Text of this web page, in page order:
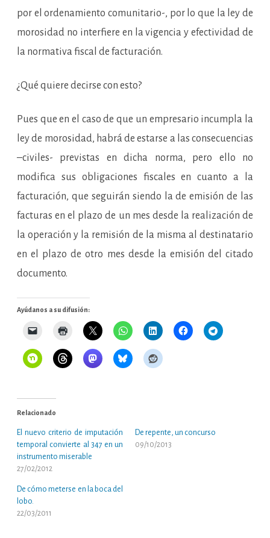
por el ordenamiento comunitario-, por lo que la ley de
morosidad no interfiere en la vigencia y efectividad de
la normativa fiscal de facturación.
¿Qué quiere decirse con esto?
Pues que en el caso de que un empresario incumpla la
ley de morosidad, habrá de estarse a las consecuencias
–civiles- previstas en dicha norma, pero ello no
modifica sus obligaciones fiscales en cuanto a la
facturación, que seguirán siendo la de emisión de las
facturas en el plazo de un mes desde la realización de
la operación y la remisión de la misma al destinatario
en el plazo de otro mes desde la emisión del citado
documento.
Ayúdanos a su difusión:
Relacionado
El nuevo criterio de imputación
temporal convierte al 347 en un
instrumento miserable
27/02/2012
De repente, un concurso
09/10/2013
De cómo meterse en la boca del
lobo.
22/03/2011